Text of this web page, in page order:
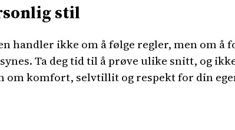
stil
handler ikke om å følge regler, men om
Ta deg tid til å prøve ulike snitt, og
om komfort, selvtillit og respekt for din